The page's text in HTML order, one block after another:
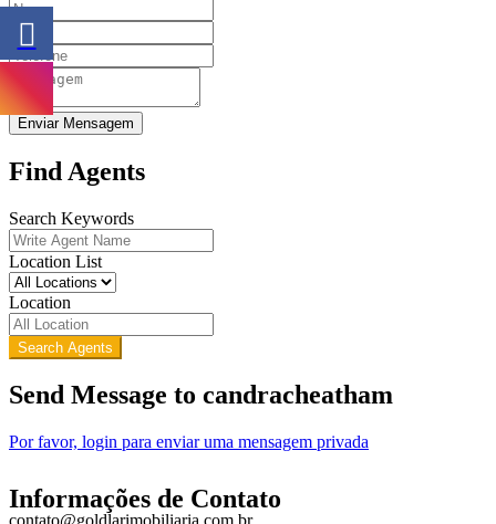
Enviar Mensagem
Find Agents
Search Keywords
Location List
Location
Search Agents
Send Message to candracheatham
Por favor, login para enviar uma mensagem privada
Informações de Contato